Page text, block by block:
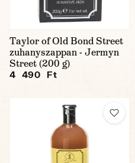
Taylor of Old Bond Street
zuhanyszappan - Jermyn
Street (200 g)
4 490 Ft